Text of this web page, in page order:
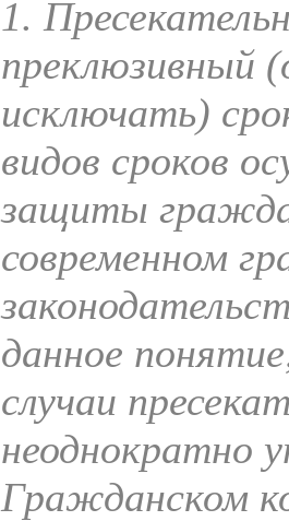
1.
преклюзивный
исключать)
видов сроков
защиты
современном
данное
случаи
неоднократно
Гражданском